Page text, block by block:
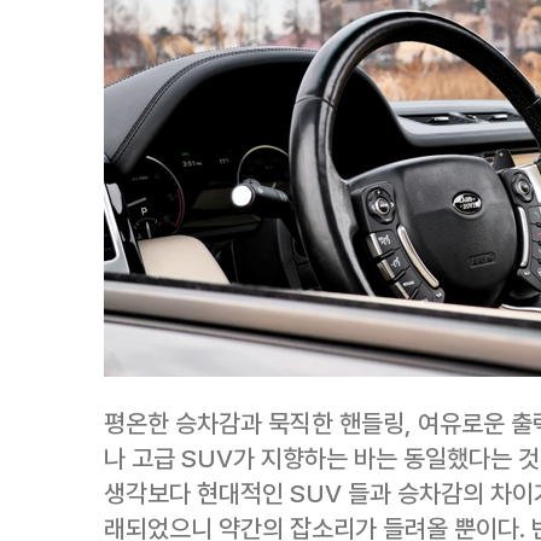
평온한 승차감과 묵직한 핸들링, 여유로운
나 고급 SUV가 지향하는 바는 동일했다는
생각보다 현대적인 SUV 들과 승차감의 차
래되었으니 약간의 잡소리가 들려올 뿐이다.